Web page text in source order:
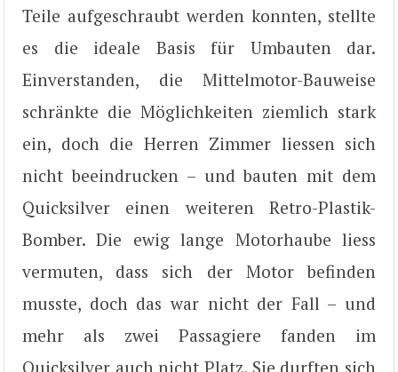
Teile aufgeschraubt werden konnten, stellte
es die ideale Basis für Umbauten dar.
Einverstanden, die Mittelmotor-Bauweise
schränkte die Möglichkeiten ziemlich stark
ein, doch die Herren Zimmer liessen sich
nicht beeindrucken – und bauten mit dem
Quicksilver einen weiteren Retro-Plastik-
Bomber. Die ewig lange Motorhaube liess
vermuten, dass sich der Motor befinden
musste, doch das war nicht der Fall – und
mehr als zwei Passagiere fanden im
Quicksilver auch nicht Platz. Sie durften sich